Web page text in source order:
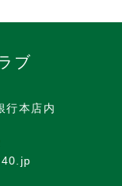
ブ
行本店内